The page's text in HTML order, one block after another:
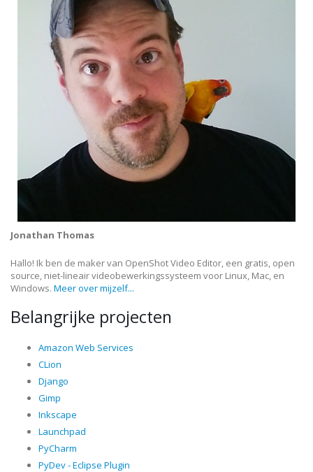
Jonathan Thomas
Hallo! Ik ben de maker van OpenShot Video Editor, een gratis, open
source, niet-lineair videobewerkingssysteem voor Linux, Mac, en
Windows. Meer over mijzelf...
Belangrijke projecten
Amazon Web Services
CLion
Django
Gimp
Inkscape
Launchpad
PyCharm
PyDev - Eclipse Plugin